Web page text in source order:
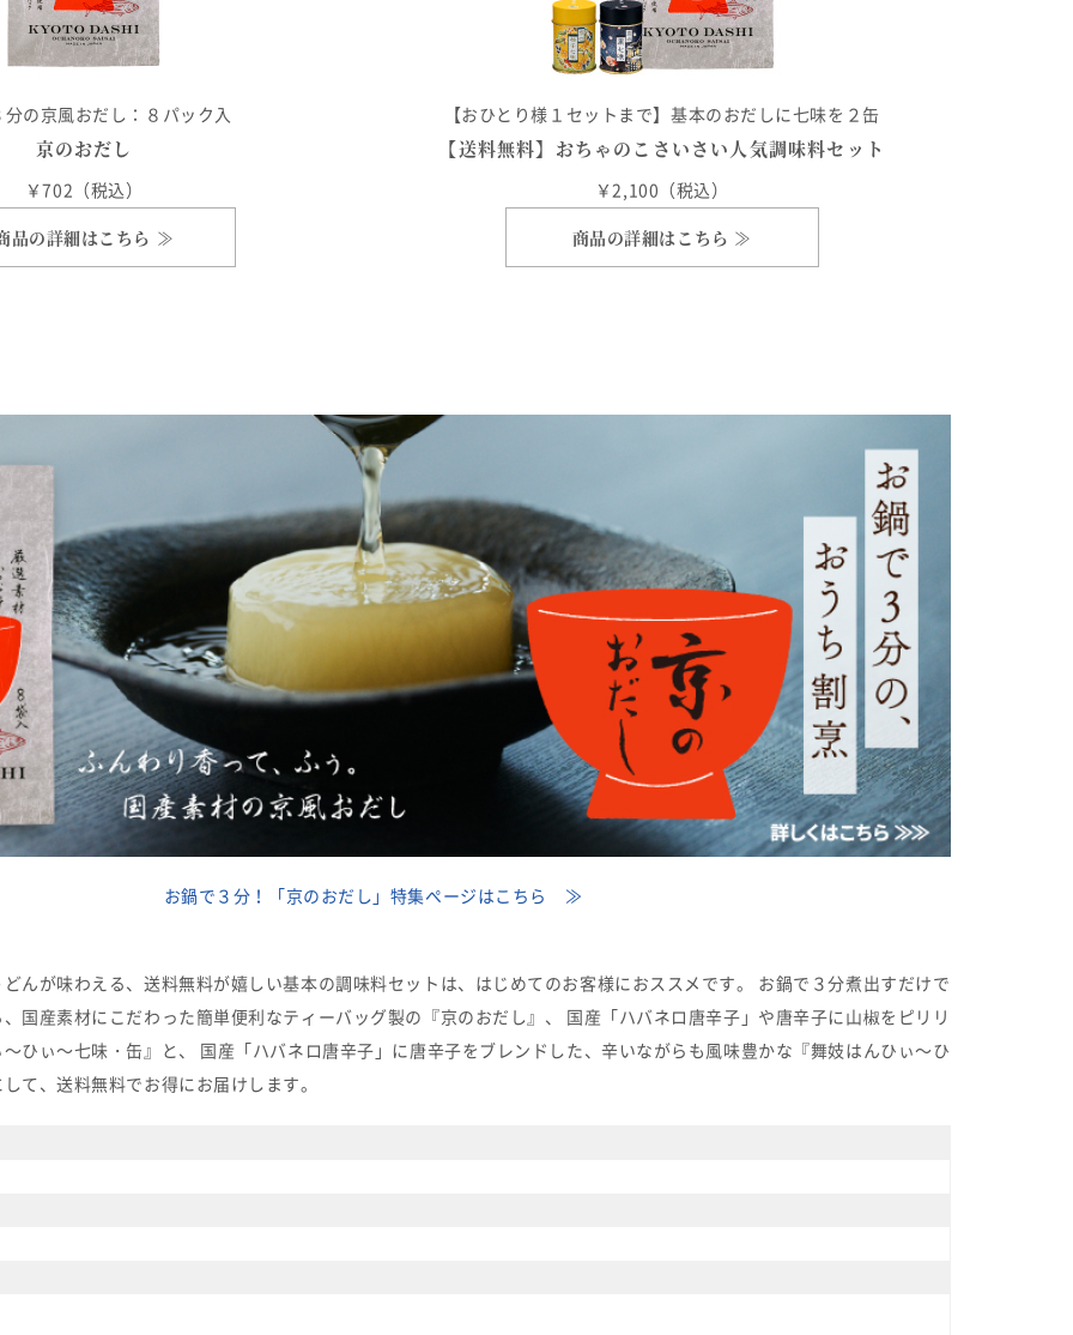
分の京風おだし：８パック入
京のおだし
￥702（税込）
品の詳細はこちら ≫
【おひとり様１セットまで】基本のおだしに七味を２缶
【送料無料】おちゃのこさいさい人気調味料セット
￥2,100（税込）
商品の詳細はこちら ≫
お鍋で３分！「京のおだし」特集ページはこちら ≫
んが味わえる、送料無料が嬉しい基本の調味料セットは、はじめてのお客様におススメです。 お鍋で３分煮出すだけで
国産素材にこだわった簡単便利なティーバッグ製の『京のおだし』、 国産「ハバネロ唐辛子」や唐辛子に山椒をピリリ
ひぃ～七味・缶』と、 国産「ハバネロ唐辛子」に唐辛子をブレンドした、辛いながらも風味豊かな『舞妓はんひぃ～ひ
て、送料無料でお得にお届けします。